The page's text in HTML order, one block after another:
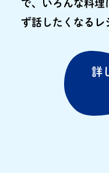
で、いろんな料理
ず話したくなるレ
詳